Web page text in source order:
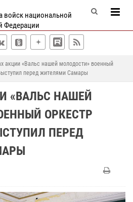
войск национальной
Федерации
акции «Вальс нашей молодости» военный
перед жителями Самары
«ВАЛЬС НАШЕЙ
ОРКЕСТР
ПЕРЕД